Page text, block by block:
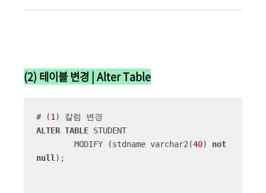
(2) 테이블 변경 | Alter Table
# (1
ALTER TABLE STUDENT
	MODIFY (stdname varchar2(
40) not
null );